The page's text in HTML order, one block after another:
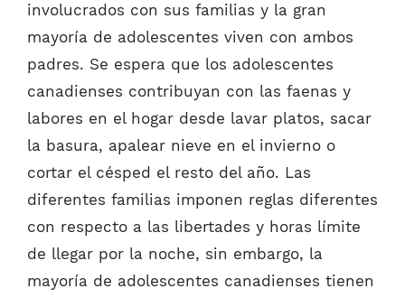
involucrados con sus familias y la gran
mayoría de adolescentes viven con ambos
padres. Se espera que los adolescentes
canadienses contribuyan con las faenas y
labores en el hogar desde lavar platos, sacar
la basura, apalear nieve en el invierno o
cortar el césped el resto del año. Las
diferentes familias imponen reglas diferentes
con respecto a las libertades y horas límite
de llegar por la noche, sin embargo, la
mayoría de adolescentes canadienses tienen